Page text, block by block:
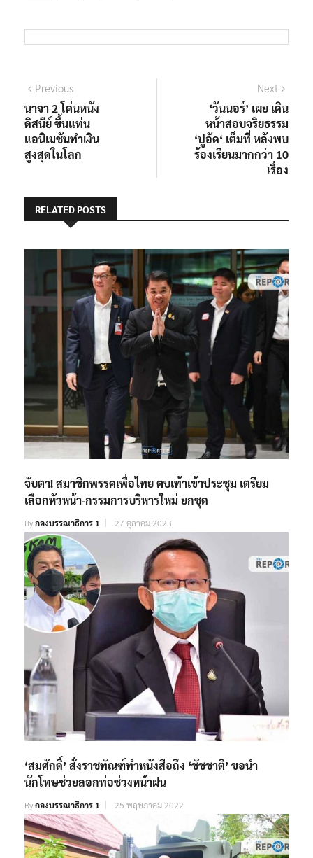
แนะแนว
เรื่อง
PreviousPrevious
post:
นาจา 2 โค่นหนัง
ดิสนีย์ ขึ้นแท่น
แอนิเมชันทำเงิน
สูงสุดในโลก
Next
post:
‘วันนอร์’ เผย เดิน
หน้าสอบจริยธรรม
‘ปูอัด‘ เต็มที่ หลังพบ
ร้องเรียนมากกว่า 10
เรื่อง
RELATED POSTS
จับตา! สมาชิกพรรคเพื่อไทย ตบเท้าเข้าประชุม เตรียม
เลือกหัวหน้า-กรรมการบริหารใหม่ ยกชุด
Byกองบรรณาธิการ 1 27 ตุลาคม 2023
‘สมศักดิ์’ สั่งราชทัณฑ์ทำหนังสือถึง ‘ชัชชาติ’ ขอนำ
นักโทษช่วยลอกท่อช่วงหน้าฝน
Byกองบรรณาธิการ 1 25 พฤษภาคม 2022